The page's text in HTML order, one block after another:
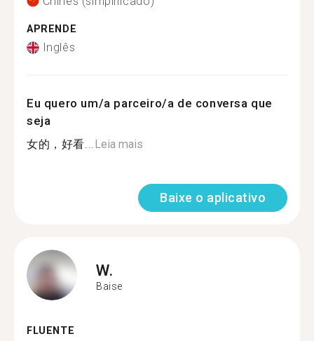
APRENDE
Inglês
Eu quero um/a parceiro/a de conversa que
seja
女的，好看...Leia mais
Baixe o aplicativo
W.
Baise
FLUENTE